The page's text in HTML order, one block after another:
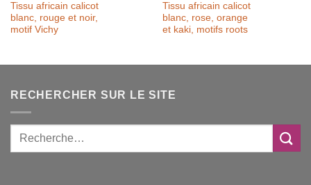
Tissu africain calicot
blanc, rouge et noir,
motif Vichy
Tissu africain calicot
blanc, rose, orange
et kaki, motifs roots
RECHERCHER SUR LE SITE